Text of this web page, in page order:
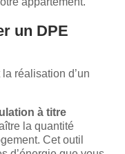
un DPE
réalisation d’un
à titre
la quantité
Cet outil